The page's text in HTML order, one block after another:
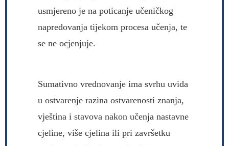
usmjereno je na poticanje učeničkog
napredovanja tijekom procesa učenja, te
se ne ocjenjuje.
Sumativno vrednovanje ima svrhu uvida
u ostvarenje razina ostvarenosti znanja,
vještina i stavova nakon učenja nastavne
cjeline, više cjelina ili pri završetku